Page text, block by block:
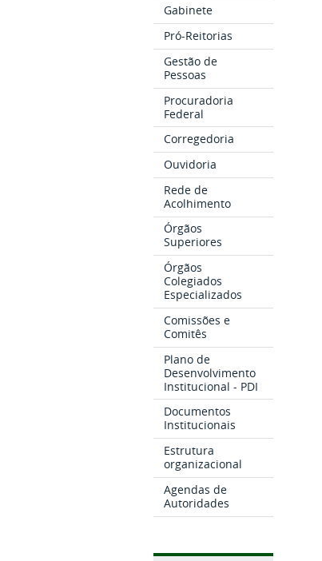
Gabinete
Pró-Reitorias
Gestão de
Pessoas
Procuradoria
Federal
Corregedoria
Ouvidoria
Rede de
Acolhimento
Órgãos
Superiores
Órgãos
Colegiados
Especializados
Comissões e
Comitês
Plano de
Desenvolvimento
Institucional - PDI
Documentos
Institucionais
Estrutura
organizacional
Agendas de
Autoridades